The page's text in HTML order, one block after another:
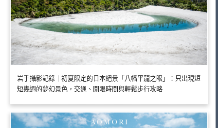
岩手攝影記錄｜初夏限定的日本絕景「八幡平龍之眼」：只出現短
短幾週的夢幻景色，交通、開眼時間與輕鬆步行攻略